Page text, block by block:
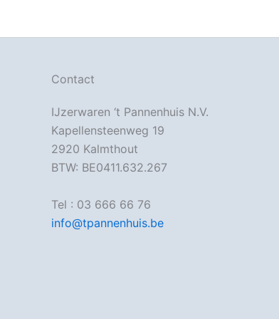
Contact
IJzerwaren ‘t Pannenhuis N.V.
Kapellensteenweg 19
2920 Kalmthout
BTW: BE0411.632.267
Tel : 03 666 66 76
info@tpannenhuis.be